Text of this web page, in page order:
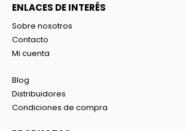
ENLACES DE INTERÉS
Sobre nosotros
Contacto
Mi cuenta
Blog
Distribuidores
Condiciones de compra